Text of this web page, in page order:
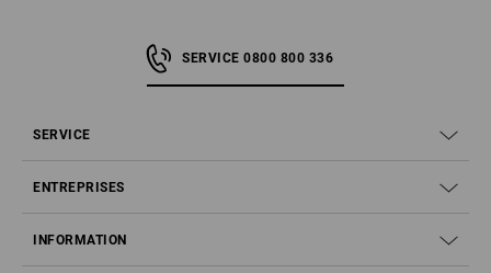
SERVICE 0800 800 336
SERVICE
ENTREPRISES
INFORMATION